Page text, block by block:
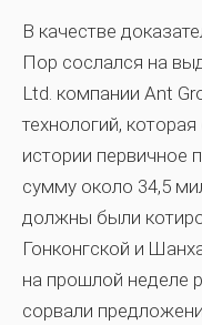
В качестве
Пор сослался на
Ltd. компании Ant
технологий,
истории первичное
сумму около 34,5
должны были
Гонконгской и
на прошлой неделе
сорвали